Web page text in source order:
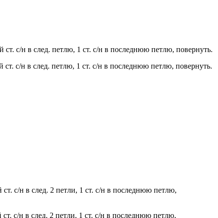
с/н в след. петлю, 1 ст. с/н в последнюю петлю, повернуть.
с/н в след. петлю, 1 ст. с/н в последнюю петлю, повернуть.
с/н в след. 2 петли, 1 ст. с/н в последнюю петлю,
с/н в след. 2 петли, 1 ст. с/н в последнюю петлю,